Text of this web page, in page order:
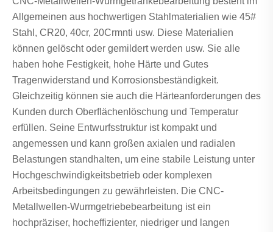
Allgemeinen aus hochwertigen Stahlmaterialien wie 45#
Stahl, CR20, 40cr, 20Crmnti usw. Diese Materialien
können gelöscht oder gemildert werden usw. Sie alle
haben hohe Festigkeit, hohe Härte und Gutes
Tragenwiderstand und Korrosionsbeständigkeit.
Gleichzeitig können sie auch die Härteanforderungen des
Kunden durch Oberflächenlöschung und Temperatur
erfüllen. Seine Entwurfsstruktur ist kompakt und
angemessen und kann großen axialen und radialen
Belastungen standhalten, um eine stabile Leistung unter
Hochgeschwindigkeitsbetrieb oder komplexen
Arbeitsbedingungen zu gewährleisten. Die CNC-
Metallwellen-Wurmgetriebebearbeitung ist ein
hochpräziser, hocheffizienter, niedriger und langen